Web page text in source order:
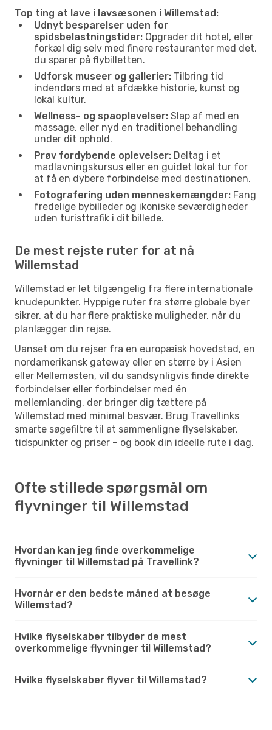
Top ting at lave i lavsæsonen i Willemstad:
Udnyt besparelser uden for
spidsbelastningstider: Opgrader dit hotel, eller
forkæl dig selv med finere restauranter med det,
du sparer på flybilletten.
Udforsk museer og gallerier: Tilbring tid
indendørs med at afdække historie, kunst og
lokal kultur.
Wellness- og spaoplevelser: Slap af med en
massage, eller nyd en traditionel behandling
under dit ophold.
Prøv fordybende oplevelser: Deltag i et
madlavningskursus eller en guidet lokal tur for
at få en dybere forbindelse med destinationen.
Fotografering uden menneskemængder: Fang
fredelige bybilleder og ikoniske seværdigheder
uden turisttrafik i dit billede.
De mest rejste ruter for at nå
Willemstad
Willemstad er let tilgængelig fra flere internationale
knudepunkter. Hyppige ruter fra større globale byer
sikrer, at du har flere praktiske muligheder, når du
planlægger din rejse.
Uanset om du rejser fra en europæisk hovedstad, en
nordamerikansk gateway eller en større by i Asien
eller Mellemøsten, vil du sandsynligvis finde direkte
forbindelser eller forbindelser med én
mellemlanding, der bringer dig tættere på
Willemstad med minimal besvær. Brug Travellinks
smarte søgefiltre til at sammenligne flyselskaber,
tidspunkter og priser – og book din ideelle rute i dag.
Ofte stillede spørgsmål om
flyvninger til Willemstad
Hvordan kan jeg finde overkommelige
flyvninger til Willemstad på Travellink?
Hvornår er den bedste måned at besøge
Willemstad?
Hvilke flyselskaber tilbyder de mest
overkommelige flyvninger til Willemstad?
Hvilke flyselskaber flyver til Willemstad?